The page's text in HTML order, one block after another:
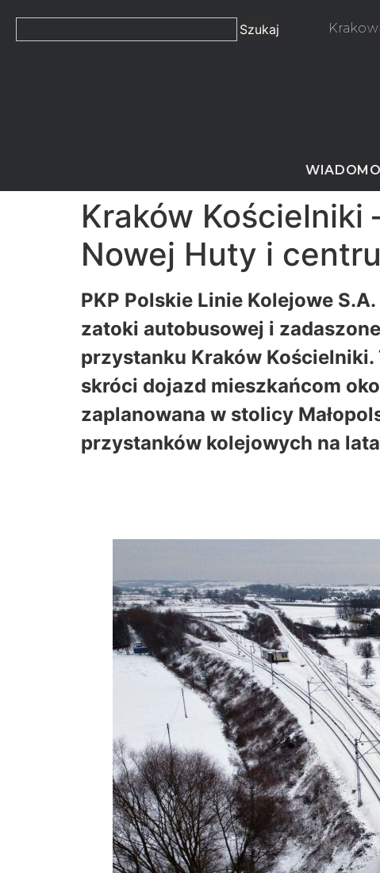
Szukaj
Kraków Kościelniki
Nowej Huty i
PKP Polskie Linie Kolejowe
zatoki autobusowej i
przystanku Kraków Kościelniki.
skróci dojazd mieszkańcom
zaplanowana w stolicy
przystanków kolejowych na